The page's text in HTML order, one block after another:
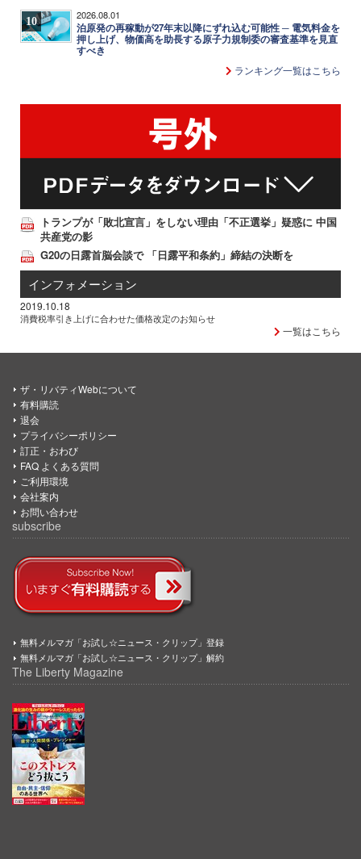
10 2026.08.01
泊原発の再稼動が27年末以降にずれ込む可能性 ─ 電気料金を
押し上げ、物価高を助長する原子力規制委の審査基準を見直
すべき
ランキング一覧はこちら
トランプが「敗北宣言」をしない理由「不正選挙」疑惑に 中国
共産党の影
G20の日露首脳会談で 「日露平和条約」締結の決断を
インフォメーション
2019.10.18
消費税率引き上げに合わせた価格改定のお知らせ
一覧はこちら
ザ・リバティWebについて
有料購読
退会
プライバシーポリシー
訂正・おわび
FAQ よくある質問
ご利用環境
会社案内
お問い合わせ
subscribe
無料メルマガ「お試し☆ニュース・クリップ」登録
無料メルマガ「お試し☆ニュース・クリップ」解約
The Liberty Magazine